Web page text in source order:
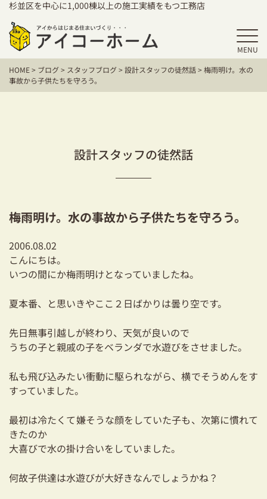
杉並区を中心に1,000棟以上の施工実績をもつ工務店
MENU
HOME
アイコーホームの家づくり
保証／アフターサポート
二世帯住宅をお考えの方
耐震対策も安心の家づくり
リフォーム・リノベーションをお考えの方
必見！土地からお探しの方へ
お知らせ
採用情報
HOME> ブログ> スタッフブログ>設計スタッフの徒然話>梅雨明け。水の
事故から子供たちを守ろう。
設計スタッフの徒然話
梅雨明け。水の事故から子供たちを守ろう。
2006.08.02
こんにちは。
いつの間にか梅雨明けとなっていましたね。
夏本番、と思いきやここ２日ばかりは曇り空です。
先日無事引越しが終わり、天気が良いので
うちの子と親戚の子をベランダで水遊びをさせました。
私も飛び込みたい衝動に駆られながら、横でそうめんをす
すっていました。
最初は冷たくて嫌そうな顔をしていた子も、次第に慣れて
きたのか
大喜びで水の掛け合いをしていました。
何故子供達は水遊びが大好きなんでしょうかね？